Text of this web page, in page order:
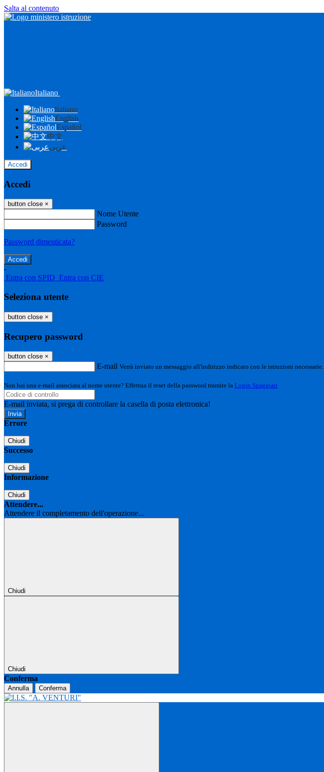
Salta al contenuto
Italiano
Italiano
English
Español
中文
عربى
Accedi
Accedi
button close ×
Nome Utente
Password
Password dimenticata?
-
Entra con SPID Entra con CIE
Seleziona utente
button close ×
Recupero password
button close ×
E-mail Verrà inviato un messaggio all'indirizzo indicato con le istruzioni necessarie.
Non hai una e-mail associata al nome utente? Effettua il reset della password tramite la Login Spaggiari
E-mail inviata, si prega di controllare la casella di posta elettronica!
Errore
Chiudi
Successo
Chiudi
Informazione
Chiudi
Attendere...
Attendere il completamento dell'operazione...
Chiudi
Chiudi
Conferma
Annulla Conferma